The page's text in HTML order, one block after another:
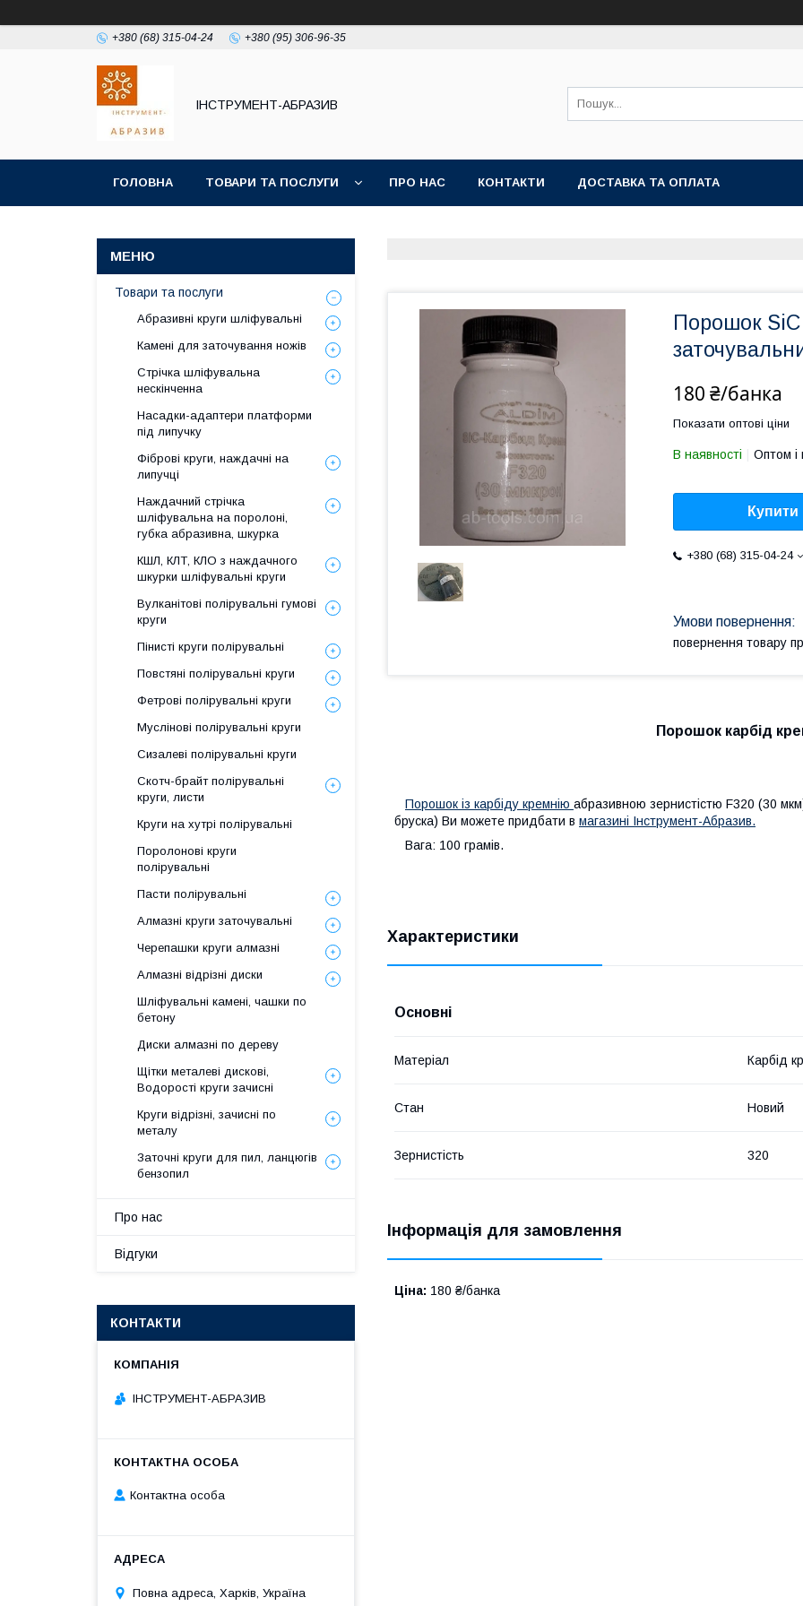
+380 (68) 315-04-24 +380 (95) 306-96-35
ІНСТРУМЕНТ-АБРАЗИВ
ГОЛОВНА ТОВАРИ ТА ПОСЛУГИ ПРО НАС КОНТАКТИ ДОСТАВКА ТА ОПЛАТА
Порошок
180 ₴/банка
Показати оптові ціни
В наявності Оптом і
Купити
+380 (68) 315-04-24
повернення товару
Порошок карбід
Порошок із карбіду кремнію абразивною зернистістю F320 (30
бруска) Ви можете придбати в магазині Інструмент-Абразив.
Вага: 100 грамів.
Характеристики
Основні
Матеріал Карбід
Стан Новий
Зернистість 320
Інформація для замовлення
Ціна: 180 ₴/банка
Товари та послуги
Абразивні круги шліфувальні
Камені для заточування ножів
Стрічка шліфувальна
нескінченна
Насадки-адаптери платформи
під липучку
Фіброві круги, наждачні на
липучці
Наждачний стрічка
шліфувальна на поролоні,
губка абразивна, шкурка
КШЛ, КЛТ, КЛО з наждачного
шкурки шліфувальні круги
Вулканітові полірувальні гумові
круги
Пінисті круги полірувальні
Повстяні полірувальні круги
Фетрові полірувальні круги
Муслінові полірувальні круги
Сизалеві полірувальні круги
Скотч-брайт полірувальні
круги, листи
Круги на хутрі полірувальні
Поролонові круги
полірувальні
Пасти полірувальні
Алмазні круги заточувальні
Черепашки круги алмазні
Алмазні відрізні диски
Шліфувальні камені, чашки по
бетону
Диски алмазні по дереву
Щітки металеві дискові,
Водорості круги зачисні
Круги відрізні, зачисні по
металу
Заточні круги для пил, ланцюгів
бензопил
Про нас
Відгуки
КОНТАКТИ
ІНСТРУМЕНТ-АБРАЗИВ
Контактна особа
Повна адреса, Харків, Україна